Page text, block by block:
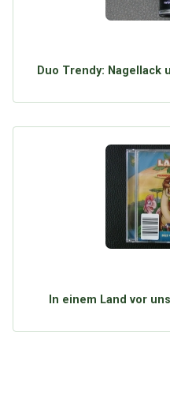
Duo Trendy: Nagellack
In einem Land vor